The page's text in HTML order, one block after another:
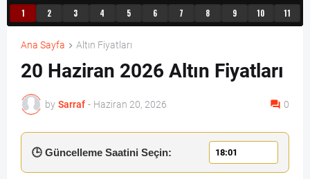
1 2 3 4 5 6 7 8 9 10 11
Ana Sayfa Altın Fiyatları
20 Haziran 2026 Altın Fiyatları
by Sarraf - Haziran 20, 2026 0
🕒 Güncelleme Saatini Seçin: